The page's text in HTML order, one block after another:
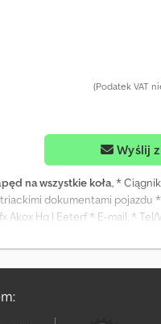
(Podatek VAT
Wyślij
na wszystkie koła, *
dokumentami pojazdu
Akox Hq I Eeterf * E-mail: *